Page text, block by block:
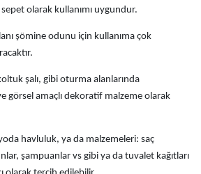
olarak kullanımı uygundur.
şömine odunu için kullanıma çok
şalı, gibi oturma alanlarında
görsel amaçlı dekoratif malzeme olarak
havluluk, ya da malzemeleri: saç
şampuanlar vs gibi ya da tuvalet kağıtları